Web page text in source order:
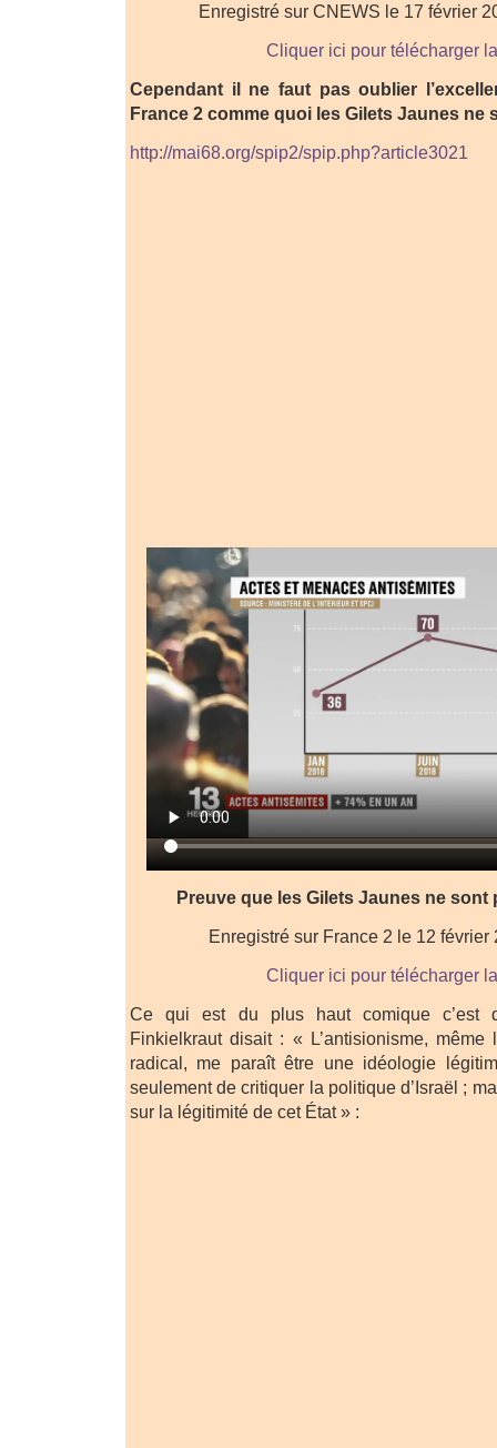
Enregistré sur CNEWS le 17 février
Cliquer ici pour télécharger
Cependant il ne faut pas oublier
France 2 comme quoi les Gilets Jaunes ne
http://mai68.org/spip2/spip.php?article3021
Preuve que les Gilets Jaunes ne sont
Enregistré sur France 2 le 12 février
Cliquer ici pour télécharger
Ce qui est du plus haut comique c’est
Finkielkraut disait : « L’antisionisme,
radical, me paraît être une idéologie
seulement de critiquer la politique d’Israël ;
sur la légitimité de cet État » :